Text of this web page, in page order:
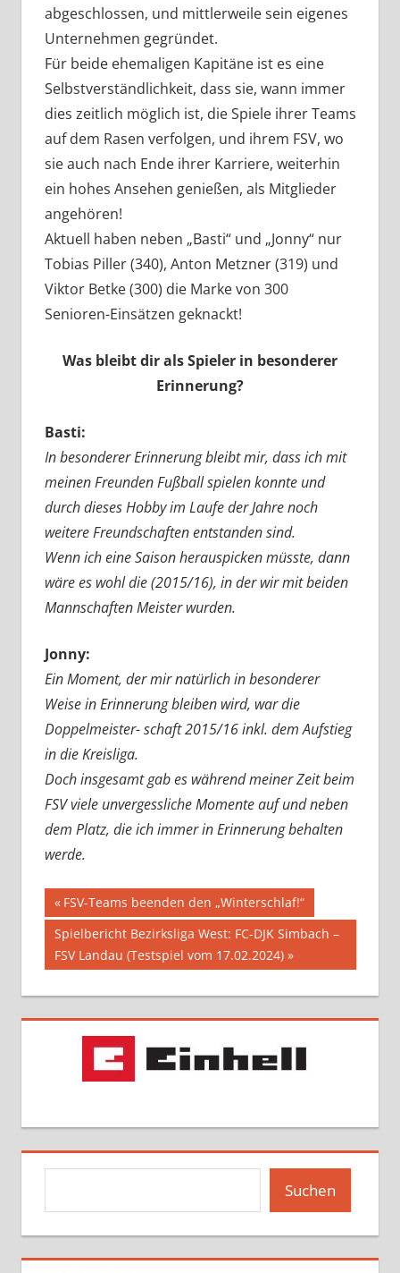
abgeschlossen, und mittlerweile sein eigenes
Unternehmen gegründet.
Für beide ehemaligen Kapitäne ist es eine
Selbstverständlichkeit, dass sie, wann immer
dies zeitlich möglich ist, die Spiele ihrer Teams
auf dem Rasen verfolgen, und ihrem FSV, wo
sie auch nach Ende ihrer Karriere, weiterhin
ein hohes Ansehen genießen, als Mitglieder
angehören!
Aktuell haben neben „Basti“ und „Jonny“ nur
Tobias Piller (340), Anton Metzner (319) und
Viktor Betke (300) die Marke von 300
Senioren-Einsätzen geknackt!
Was bleibt dir als Spieler in besonderer
Erinnerung?
Basti:
In besonderer Erinnerung bleibt mir, dass ich mit
meinen Freunden Fußball spielen konnte und
durch dieses Hobby im Laufe der Jahre noch
weitere Freundschaften entstanden sind.
Wenn ich eine Saison herauspicken müsste, dann
wäre es wohl die (2015/16), in der wir mit beiden
Mannschaften Meister wurden.
Jonny:
Ein Moment, der mir natürlich in besonderer
Weise in Erinnerung bleiben wird, war die
Doppelmeister- schaft 2015/16 inkl. dem Aufstieg
in die Kreisliga.
Doch insgesamt gab es während meiner Zeit beim
FSV viele unvergessliche Momente auf und neben
dem Platz, die ich immer in Erinnerung behalten
werde.
Beitragsnavigation
Vorheriger
Beitrag:
FSV-Teams beenden den „Winterschlaf!“
Nächster
Beitrag:
Spielbericht Bezirksliga West: FC-DJK Simbach –
FSV Landau (Testspiel vom 17.02.2024)
Suchen